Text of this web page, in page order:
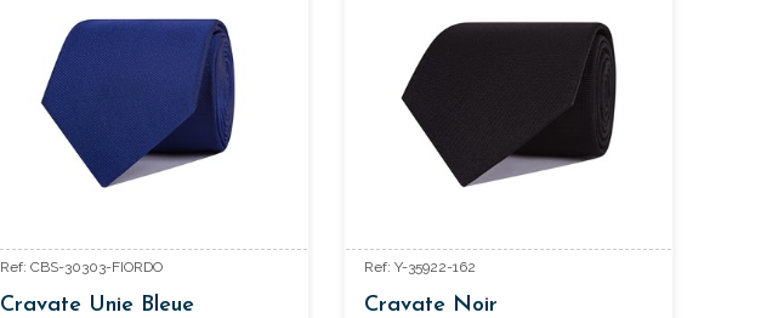
Ref: CBS-30303-FIORDO
Cravate Unie Bleue
Ref: Y-35922-162
Cravate Noir